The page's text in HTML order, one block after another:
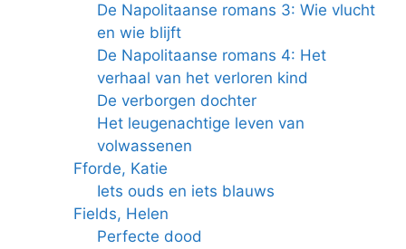
De Napolitaanse romans 3: Wie vlucht
en wie blijft
De Napolitaanse romans 4: Het
verhaal van het verloren kind
De verborgen dochter
Het leugenachtige leven van
volwassenen
Fforde, Katie
Iets ouds en iets blauws
Fields, Helen
Perfecte dood